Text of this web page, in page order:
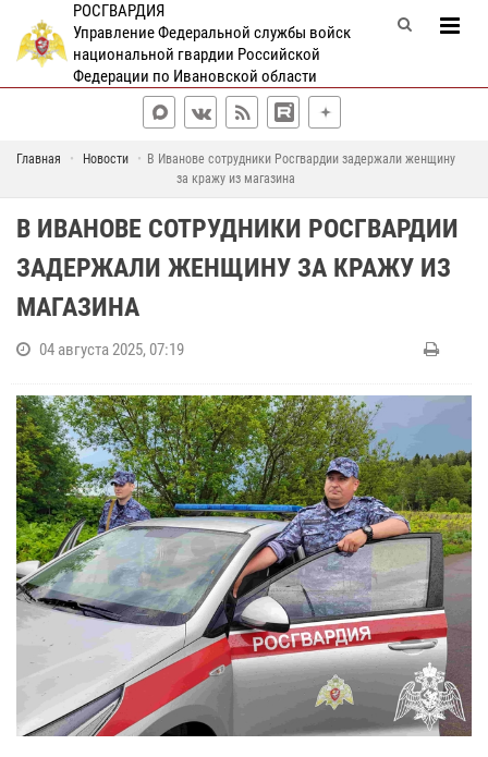
РОСГВАРДИЯ
Управление Федеральной службы войск
национальной гвардии Российской
Федерации по Ивановской области
Главная Новости
В Иванове сотрудники Росгвардии задержали женщину
за кражу из магазина
В ИВАНОВЕ СОТРУДНИКИ РОСГВАРДИИ
ЗАДЕРЖАЛИ ЖЕНЩИНУ ЗА КРАЖУ ИЗ
МАГАЗИНА
04 августа 2025, 07:19